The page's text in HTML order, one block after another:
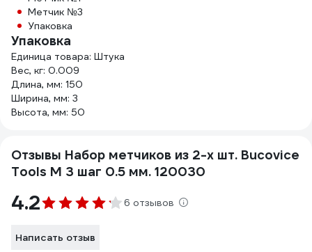
Метчик №3
Упаковка
Упаковка
Единица товара: Штука
Вес, кг: 0.009
Длина, мм: 150
Ширина, мм: 3
Высота, мм: 50
Отзывы Набор метчиков из 2-х шт. Bucovice
Tools M 3 шаг 0.5 мм. 120030
4.2 6 отзывов
Написать отзыв